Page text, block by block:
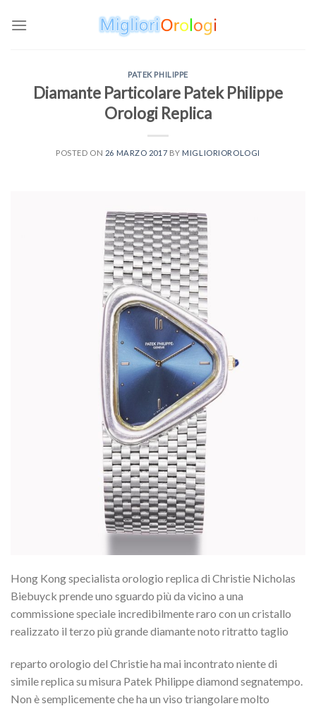
PATEK PHILIPPE
Diamante Particolare Patek Philippe
Orologi Replica
POSTED ON 26 MARZO 2017 BY MIGLIORIOROLOGI
Hong Kong specialista orologio replica di Christie Nicholas
Biebuyck prende uno sguardo più da vicino a una
commissione speciale incredibilmente raro con un cristallo
realizzato il terzo più grande diamante noto ritratto taglio
reparto orologio del Christie ha mai incontrato niente di
simile replica su misura Patek Philippe diamond segnatempo.
Non è semplicemente che ha un viso triangolare molto